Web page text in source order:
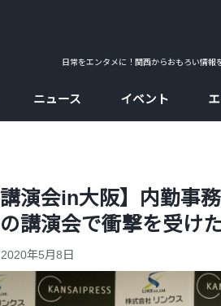
日常をエンタメに！関西からおもろい情報
お好み焼
パ飯
ニュース イベント
講演会in大阪】内勤事
講演会で衝撃を受け
2020年5月8日